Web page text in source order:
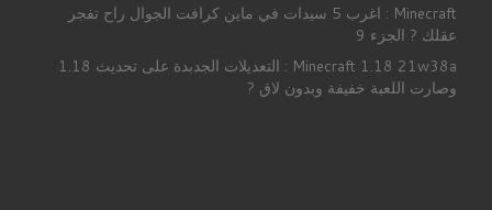
Minecraft : اغرب 5 سيدات في ماين كرافت الجوال راح تفجر
عقلك ? الجزء 9
Minecraft 1.18 21w38a : التعديلات الجدبدة على تحديث 1.18
وصارت اللعبة خفيفة وبدون لاق ?